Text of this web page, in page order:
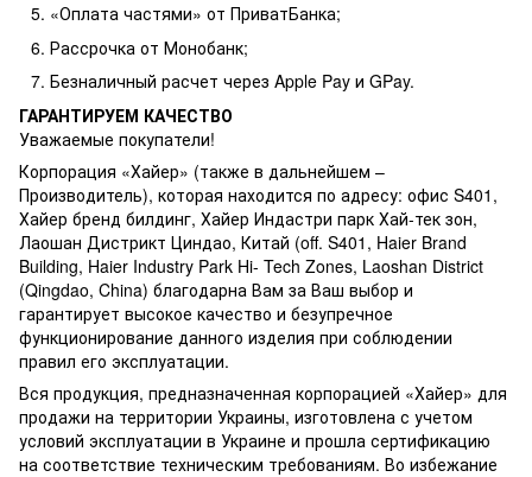
«Оплата частями» от ПриватБанка;
Рассрочка от Монобанк;
Безналичный расчет через Apple Pay и GPay.
ГАРАНТИРУЕМ КАЧЕСТВО
Уважаемые покупатели!
Корпорация «Хайер» (также в дальнейшем –
Производитель), которая находится по адресу: офис S401,
Хайер бренд билдинг, Хайер Индастри парк Хай-тек зон,
Лаошан Дистрикт Циндао, Китай (off. S401, Haier Brand
Building, Haier Industry Park Hi- Tech Zones, Laoshan District
(Qingdao, China) благодарна Вам за Ваш выбор и
гарантирует высокое качество и безупречное
функционирование данного изделия при соблюдении
правил его эксплуатации.
Вся продукция, предназначенная корпорацией «Хайер» для
продажи на территории Украины, изготовлена ​​с учетом
условий эксплуатации в Украине и прошла сертификацию
на соответствие техническим требованиям. Во избежание